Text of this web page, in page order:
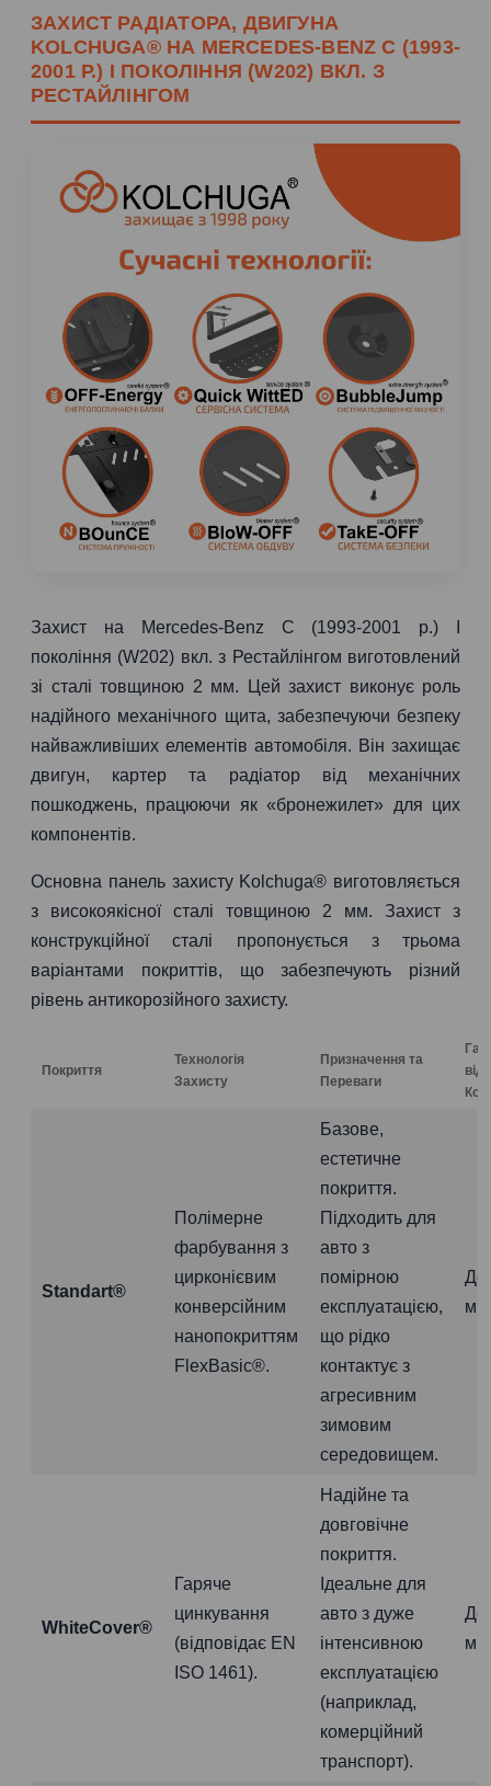
ЗАХИСТ РАДІАТОРА, ДВИГУНА
KOLCHUGA® НА MERCEDES-BENZ C (1993-
2001 Р.) I ПОКОЛІННЯ (W202) ВКЛ. З
РЕСТАЙЛІНГОМ
Захист на Mercedes-Benz C (1993-2001 р.) I
покоління (W202) вкл. з Рестайлінгом виготовлений
зі сталі товщиною 2 мм. Цей захист виконує роль
надійного механічного щита, забезпечуючи безпеку
найважливіших елементів автомобіля. Він захищає
двигун, картер та радіатор від механічних
пошкоджень, працюючи як «бронежилет» для цих
компонентів.
Основна панель захисту Kolchuga® виготовляється
з високоякісної сталі товщиною 2 мм. Захист з
конструкційної сталі пропонується з трьома
варіантами покриттів, що забезпечують різний
рівень антикорозійного захисту.
Покриття
Технологія
Захисту
Призначення та
Переваги
від
Standart®
Полімерне
фарбування з
цирконієвим
конверсійним
нанопокриттям
FlexBasic®.
Базове,
естетичне
покриття.
Підходить для
авто з
помірною
експлуатацією,
що рідко
контактує з
агресивним
зимовим
середовищем.
До
WhiteCover®
Гаряче
цинкування
(відповідає EN
ISO 1461).
Надійне та
довговічне
покриття.
Ідеальне для
авто з дуже
інтенсивною
експлуатацією
(наприклад,
комерційний
транспорт).
До